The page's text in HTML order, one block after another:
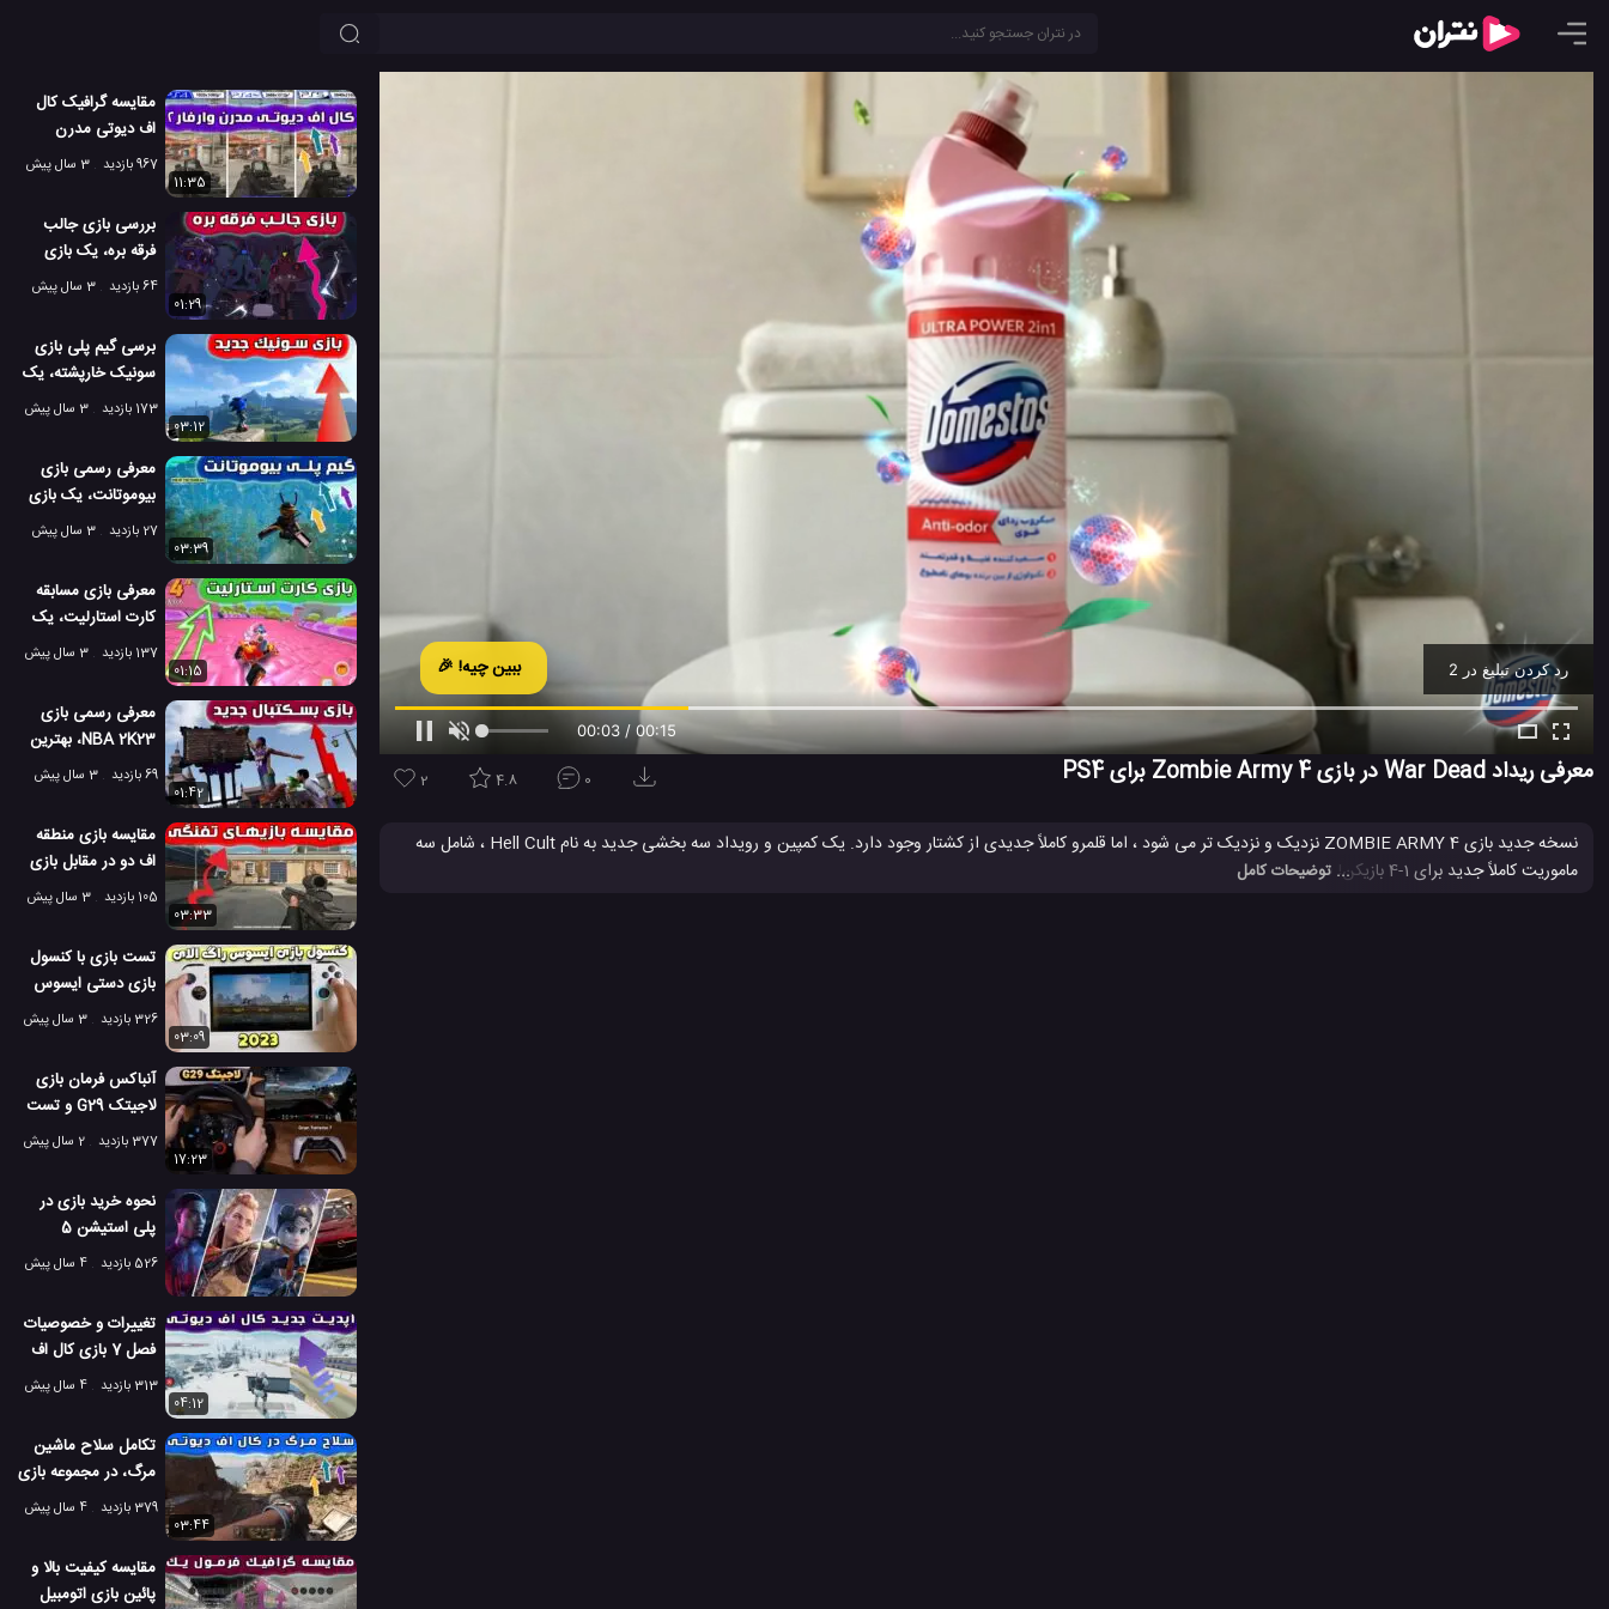
00:04 / 00:15
ببین چیه! 🎉 رد کردن تبلیغ در 1
Ad -00:11
معرفی ریداد War Dead در بازی Zombie Army 4 برای PS4 2 4.8 0
نسخه جدید بازی ZOMBIE ARMY 4 نزدیک و نزدیک تر می شود ، اما قلمرو کاملاً جدیدی از کشتار وجود دارد. یک کمپین و رویداد سه بخشی جدید به نام Hell Cult ، شامل سه
ماموریت کاملاً جدید برای 1-4 بازیکن! فصل اول شامل بسته های شخصیت های جدید ، بسته های اسلحه ، بسته های پوستی اسلحه و بسته های لباس شخصیت نیز خواهد بود.
... توضیحات کامل
مقایسه گرافیک کال
اف دیوتی مدرن
وارفار2، در PS4 و
967 بازدید
3 سال پیش
11:35
بررسی بازی جالب
فرقه بره، یک بازی
بسیار سرگرم کننده
64 بازدید
3 سال پیش
01:29
برسی گیم پلی بازی
سونیک خارپشته، یک
بازی ماجراجویانه
173 بازدید
3 سال پیش
03:12
معرفی رسمی بازی
بیوموتانت، یک بازی
عالی و هیجانی
27 بازدید
3 سال پیش
03:39
معرفی بازی مسابقه
کارت استارلیت، یک
بازی عالی و رقابت
137 بازدید
3 سال پیش
01:15
معرفی رسمی بازی
NBA 2K23، بهترین
بازی رقابتی 2023
69 بازدید
3 سال پیش
01:42
مقایسه بازی منطقه
اف دو در مقابل بازی
رینبو سیکس
105 بازدید
3 سال پیش
03:33
تست بازی با کنسول
بازی دستی ایسوس
راگ الای 2023
326 بازدید
3 سال پیش
03:09
آنباکس فرمان بازی
لاجیتک G29 و تست
بازی گرن توریسمو با
377 بازدید
2 سال پیش
17:23
نحوه خرید بازی در
پلی استیشن 5
526 بازدید 4 سال پیش
تغییرات و خصوصیات
فصل 7 بازی کال اف
دیوتی موبایل
313 بازدید
4 سال پیش
04:12
تکامل سلاح ماشین
مرگ، در مجموعه بازی
های کال اف دیوتی
379 بازدید
4 سال پیش
03:44
مقایسه کیفیت بالا و
پائین بازی اتومبیل